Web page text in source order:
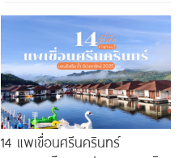
14 แพเขื่อนศรีนครินทร์